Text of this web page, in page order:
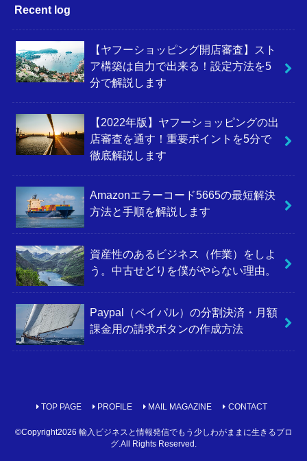
Recent log
【ヤフーショッピング開店審査】スト
ア構築は自力で出来る！設定方法を5
分で解説します
【2022年版】ヤフーショッピングの出
店審査を通す！重要ポイントを5分で
徹底解説します
Amazonエラーコード5665の最短解決
方法と手順を解説します
資産性のあるビジネス（作業）をしよ
う。中古せどりを僕がやらない理由。
Paypal（ペイパル）の分割決済・月額
課金用の請求ボタンの作成方法
TOP PAGE PROFILE MAIL MAGAZINE CONTACT
©Copyright2026 輸入ビジネスと情報発信でもう少しわがままに生きるブロ
グ .All Rights Reserved.